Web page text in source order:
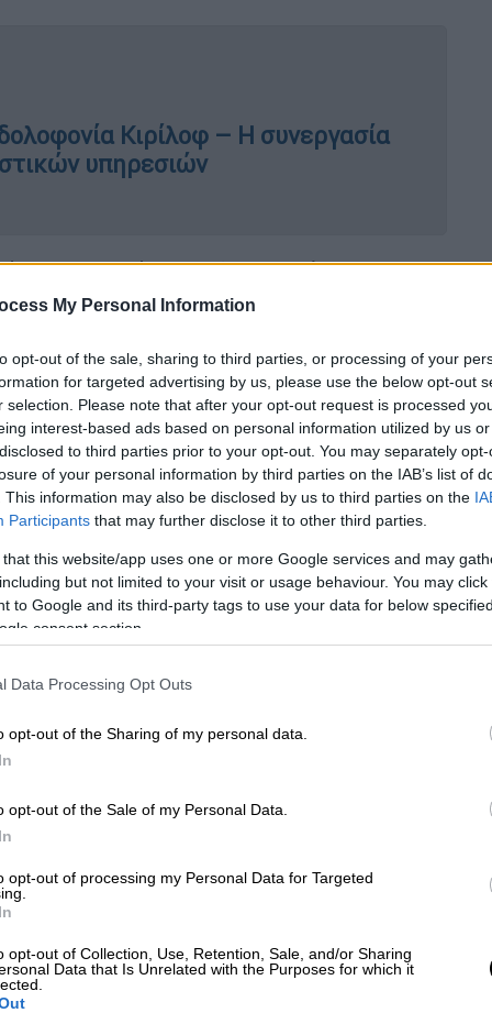
My Personal Information
opt-out of the sale, sharing to third parties, or processing of your
for targeted advertising by us, please use the below opt-out
selection. Please note that after your opt-out request is processed
interest-based ads based on personal information utilized by us
to third parties prior to your opt-out. You may separately
of your personal information by third parties on the IAB’s list of
This information may also be disclosed by us to third parties on the
Participants that may further disclose it to other third parties.
that this website/app uses one or more Google services and may
but not limited to your visit or usage behaviour. You may
to Google and its third-party tags to use your data for below
consent section.
Data Processing Opt Outs
opt-out of the Sharing of my personal data.
opt-out of the Sale of my Personal Data.
opt-out of processing my Personal Data for Targeted
opt-out of Collection, Use, Retention, Sale, and/or Sharing
Data that Is Unrelated with the Purposes for which it
Κιρίλοφ – Η συνεργασία
υπηρεσιών
στρατευμάτων ραδιολογικής,
από τηνΟυκρανία
καταστροφικό ρόλο στη σύγκρουση,
χρήση χημικών ουσιών, όπωςτο
παραπληροφόρησης, βασικό εργαλείο
πολέμου στο εσωτερικό. Σε μια από τις
τονΝοέμβριο, ισχυρίστηκε ότι ο κύριος
στηνπεριοχή Κουρσκτης Ρωσίαςήταν να
Κουρσκ και επανέφερε μια ρωσική
σχεδίαζε να κατασκευάσει μια...